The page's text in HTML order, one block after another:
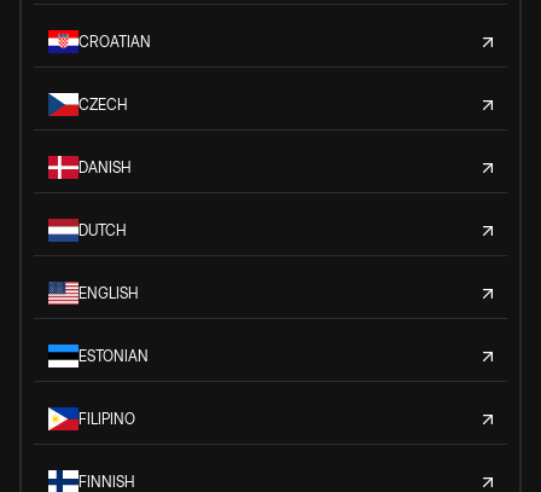
CROATIAN
CZECH
DANISH
DUTCH
ENGLISH
ESTONIAN
FILIPINO
FINNISH